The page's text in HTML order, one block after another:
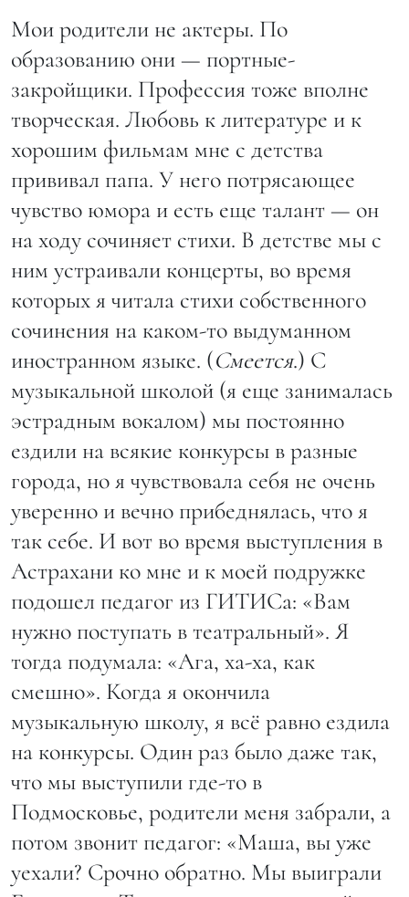
Мои родители не актеры. По
образованию они — портные-
закройщики. Профессия тоже вполне
творческая. Любовь к литературе и к
хорошим фильмам мне с детства
прививал папа. У него потрясающее
чувство юмора и есть еще талант — он
на ходу сочиняет стихи. В детстве мы с
ним устраивали концерты, во время
которых я читала стихи собственного
сочинения на каком-то выдуманном
иностранном языке. (Смеется.) С
музыкальной школой (я еще занималась
эстрадным вокалом) мы постоянно
ездили на всякие конкурсы в разные
города, но я чувствовала себя не очень
уверенно и вечно прибеднялась, что я
так себе. И вот во время выступления в
Астрахани ко мне и к моей подружке
подошел педагог из ГИТИСа: «Вам
нужно поступать в театральный». Я
тогда подумала: «Ага, ха-ха, как
смешно». Когда я окончила
музыкальную школу, я всё равно ездила
на конкурсы. Один раз было даже так,
что мы выступили где-то в
Подмосковье, родители меня забрали, а
потом звонит педагог: «Маша, вы уже
уехали? Срочно обратно. Мы выиграли